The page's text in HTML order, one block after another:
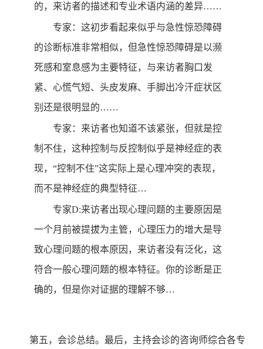
的，来访者的描述和专业术语内涵的差异……
专家：这初步看起来似乎与急性惊恐障碍
的诊断标准非常相似，但急性惊恐障碍是以濒
死感和室息感为主要特征，与来访者胸口发
紧、心慌气短、头皮发麻、手脚出冷汗症状区
别还是很明显的……
专家：来访者也知道不该紧张，但就是控
制不住，这种控制与反控制似乎是神经症的表
现，“控制不住”这实际上是心理冲突的表现，
而不是神经症的典型特征…
专家D:来访者出现心理问题的主要原因是
一个月前被提拔为主管，心理压力的增大是导
致心理问题的根本原因，来访者没有泛化，这
符合一般心理问题的根本特征。你的诊断是正
确的，但是你对证据的理解不够…
第五，会诊总结。最后，主持会诊的咨询师综合各专